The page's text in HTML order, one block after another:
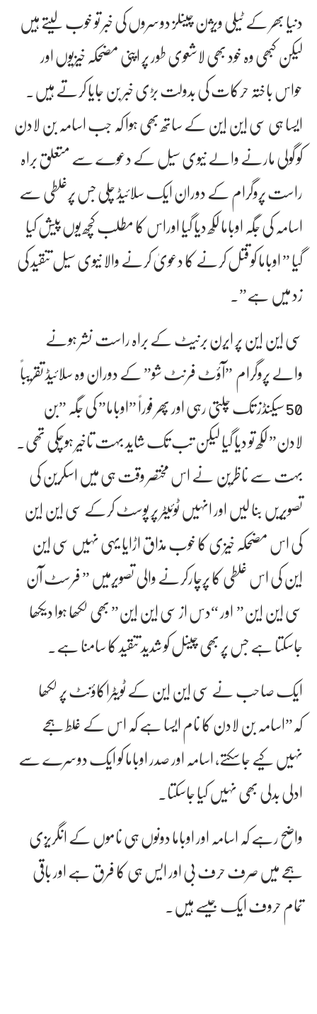
دنیا بھر کے ٹیلی ویژن چینلز دوسروں کی خبر تو خوب لیتے ہیں
لیکن کبھی وہ خود بھی لاشعوی طور پر اپنی مضحکہ خیزیوں اور
حواس باختہ حرکات کی بدولت بڑی خبر بن جایا کرتے ہیں۔
ایسا ہی سی این این کے ساتھ بھی ہوا کہ جب اسامہ بن لادن
کو گولی مارنے والے نیوی سیل کے دعوے سے متعلق براہ
راست پروگرام کے دوران ایک سلائیڈ چلی جس پرغلطی سے
اسامہ کی جگہ اوباما لکھ دیا گیا اوراس کا مطلب کچھ یوں پیش کیا
گیا ” اوباما کو قتل کرنے کا دعویٰ کرنے والا نیوی سیل تنقید کی
زد میں ہے”۔
سی این این پر ایرن برنیٹ کے براہ راست نشر ہونے
والے پروگرام ”آؤٹ فرنٹ شو” کے دوران وہ سلائیڈ تقریباً
50 سیکنڈز تک چلتی رہی اور پھر فوراً ”اوباما” کی جگہ ”بن
لادن” لکھ تو دیا گیا لیکن تب تک شاید بہت تاخیر ہوچکی تھی۔
بہت سے ناظرین نے اس مختصر وقت ہی میں اسکرین کی
تصویریں بنا لیں اور انہیں ٹوئیٹر پر پوسٹ کرکے سی این این
کی اس مضحکہ خیزی کا خوب مذاق اڑایا یہی نہیں سی این
این کی اس غلطی کا پرچارکرنے والی تصویرمیں ” فرسٹ آن
سی این این” اور “دس از سی این این” بھی لکھا ہوا دیکھا
جاسکتا ہے جس پر بھی چینل کو شدید تنقید کا سامنا ہے۔
ایک صاحب نے سی این این کے ٹویٹراکاؤنٹ پر لکھا
کہ”اسامہ بن لادن کا نام ایسا ہے کہ اس کے غلط ہجے
نہیں کیے جاسکتے، اسامہ اور صدر اوباما کو ایک دوسرے سے
ادلی بدلی بھی نہیں کیا جاسکتا۔
واضح رہے کہ اسامہ اور اوبامادونوں ہی ناموں کے انگریزی
ہجے میں صرف حرف بی اور ایس ہی کا فرق ہے اور باقی
تمام حروف ایک جیسے ہیں۔